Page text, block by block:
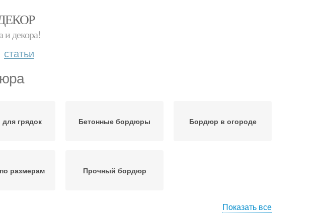
и декора!
статьи
грядок Бетонные бордюры Бордюр в огороде
размерам Прочный бордюр
Показать все